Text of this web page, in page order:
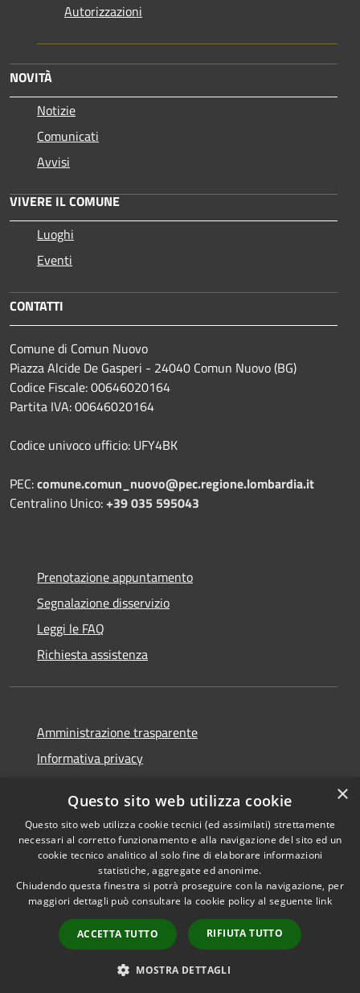
Autorizzazioni
NOVITÀ
Notizie
Comunicati
Avvisi
VIVERE IL COMUNE
Luoghi
Eventi
CONTATTI
Comune di Comun Nuovo
Piazza Alcide De Gasperi - 24040 Comun Nuovo (BG)
Codice Fiscale: 00646020164
Partita IVA: 00646020164
Codice univoco ufficio: UFY4BK
PEC:comune.comun_nuovo@pec.regione.lombardia.it
Centralino Unico:+39 035 595043
Prenotazione appuntamento
Segnalazione disservizio
Leggi le FAQ
Richiesta assistenza
Amministrazione trasparente
Informativa privacy
Dichiarazione di accessibilità
RSS
Accessibilità
Copyright © 2026 • Comune di
Comun Nuovo • Powered by
Municipium•
Accesso
redazione
×
Questo sito web utilizza cookie
Questo sito web utilizza cookie tecnici (ed assimilati) strettamente
necessari al corretto funzionamento e alla navigazione del sito ed un
cookie tecnico analitico al solo fine di elaborare informazioni
statistiche, aggregate ed anonime.
Chiudendo questa finestra si potrà proseguire con la navigazione, per
maggiori dettagli può consultare la cookie policy al seguente link
ACCETTA TUTTO RIFIUTA TUTTO
MOSTRA DETTAGLI